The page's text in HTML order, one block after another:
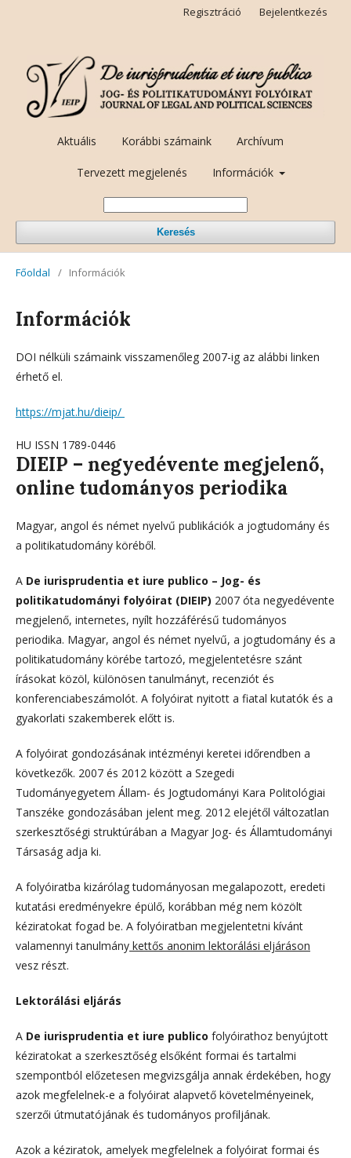
Aktuális Korábbi számaink Archívum
Tervezett megjelenés Információk
Keresés
Regisztráció Bejelentkezés
Főoldal / Információk
Információk
DOI nélküli számaink visszamenőleg 2007-ig az alábbi linken
érhető el.
https://mjat.hu/dieip/
HU ISSN 1789-0446
DIEIP – negyedévente megjelenő,
online tudományos periodika
Magyar, angol és német nyelvű publikációk a jogtudomány és
a politikatudomány köréből.
A De iurisprudentia et iure publico – Jog- és
politikatudományi folyóirat (DIEIP) 2007 óta negyedévente
megjelenő, internetes, nyílt hozzáférésű tudományos
periodika. Magyar, angol és német nyelvű, a jogtudomány és a
politikatudomány körébe tartozó, megjelentetésre szánt
írásokat közöl, különösen tanulmányt, recenziót és
konferenciabeszámolót. A folyóirat nyitott a fiatal kutatók és a
gyakorlati szakemberek előtt is.
A folyóirat gondozásának intézményi keretei időrendben a
következők. 2007 és 2012 között a Szegedi
Tudományegyetem Állam- és Jogtudományi Kara Politológiai
Tanszéke gondozásában jelent meg. 2012 elejétől változatlan
szerkesztőségi struktúrában a Magyar Jog- és Államtudományi
Társaság adja ki.
A folyóiratba kizárólag tudományosan megalapozott, eredeti
kutatási eredményekre épülő, korábban még nem közölt
kéziratokat fogad be. A folyóiratban megjelentetni kívánt
valamennyi tanulmány kettős anonim lektorálási eljáráson
vesz részt.
Lektorálási eljárás
A De iurisprudentia et iure publico folyóirathoz benyújtott
kéziratokat a szerkesztőség elsőként formai és tartalmi
szempontból előzetesen megvizsgálja annak érdekében, hogy
azok megfelelnek-e a folyóirat alapvető követelményeinek,
szerzői útmutatójának és tudományos profiljának.
Azok a kéziratok, amelyek megfelelnek a folyóirat formai és